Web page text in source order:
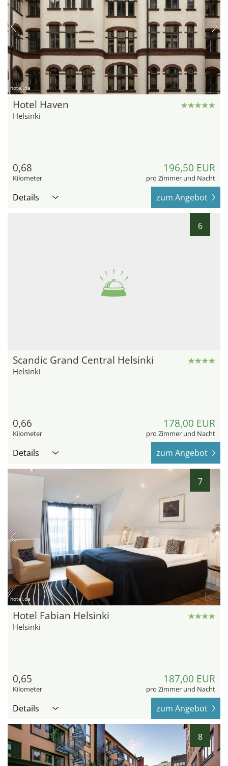
hotel.de
Hotel Haven
Helsinki
0,68
Kilometer
196,50 EUR
pro Zimmer und Nacht
Details zum Angebot
6
Scandic Grand Central Helsinki
Helsinki
0,66
Kilometer
178,00 EUR
pro Zimmer und Nacht
Details zum Angebot
7
hotel.de
Hotel Fabian Helsinki
Helsinki
0,65
Kilometer
187,00 EUR
pro Zimmer und Nacht
Details zum Angebot
8